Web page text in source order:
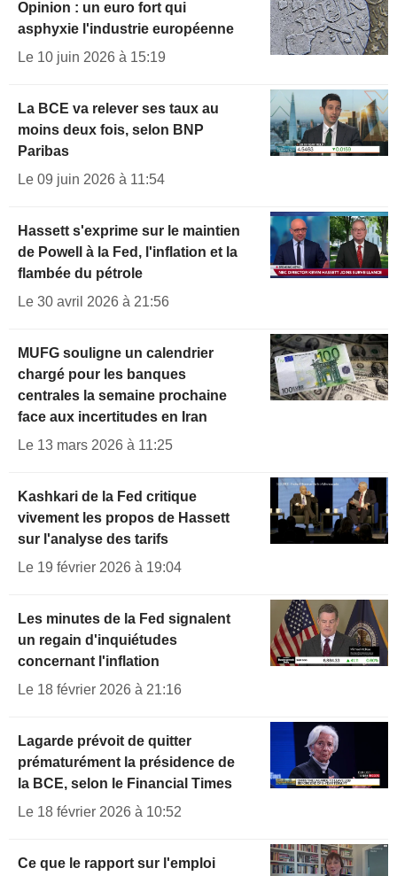
Opinion : un euro fort qui
asphyxie l'industrie européenne
Le 10 juin 2026 à 15:19
La BCE va relever ses taux au
moins deux fois, selon BNP
Paribas
Le 09 juin 2026 à 11:54
Hassett s'exprime sur le maintien
de Powell à la Fed, l'inflation et la
flambée du pétrole
Le 30 avril 2026 à 21:56
MUFG souligne un calendrier
chargé pour les banques
centrales la semaine prochaine
face aux incertitudes en Iran
Le 13 mars 2026 à 11:25
Kashkari de la Fed critique
vivement les propos de Hassett
sur l'analyse des tarifs
Le 19 février 2026 à 19:04
Les minutes de la Fed signalent
un regain d'inquiétudes
concernant l'inflation
Le 18 février 2026 à 21:16
Lagarde prévoit de quitter
prématurément la présidence de
la BCE, selon le Financial Times
Le 18 février 2026 à 10:52
Ce que le rapport sur l'emploi